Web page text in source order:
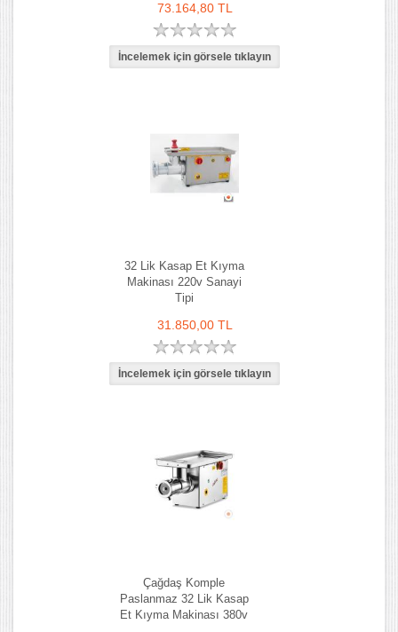
73.164,80 TL
32 Lik Kasap Et Kıyma
Makinası 220v Sanayi
Tipi
31.850,00 TL
Çağdaş Komple
Paslanmaz 32 Lik Kasap
Et Kıyma Makinası 380v